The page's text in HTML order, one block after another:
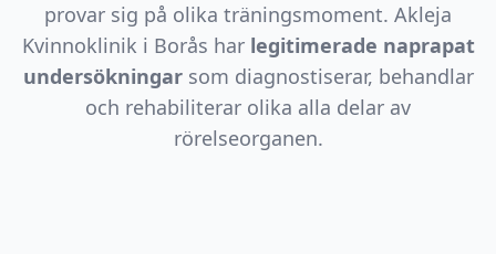
provar sig på olika träningsmoment. Akleja
Kvinnoklinik i Borås har legitimerade naprapat
undersökningarsom diagnostiserar, behandlar
och rehabiliterar olika alla delar av
rörelseorganen.